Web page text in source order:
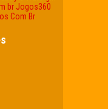
br Jogos360
Com Br